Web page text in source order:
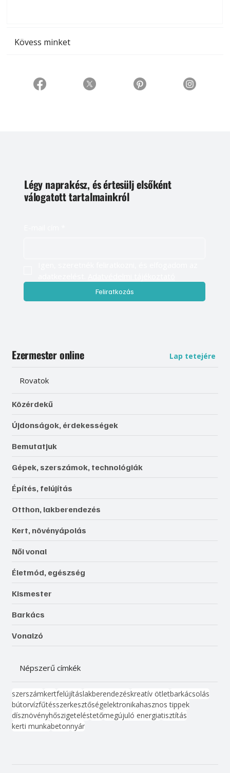
Kövess minket
Légy naprakész, és értesülj elsőként
válogatott tartalmainkról
Feliratkozás
Ezermester online Lap tetejére
Rovatok
Közérdekű
Újdonságok, érdekességek
Bemutatjuk
Gépek, szerszámok, technológiák
Építés, felújítás
Otthon, lakberendezés
Kert, növényápolás
Női vonal
Életmód, egészség
Kismester
Barkács
Vonalzó
Népszerű címkék
szerszámkertfelújításlakberendezéskreatív ötletbarkácsolás
bútorvízfűtésszerkesztőségelektronikahasznos tippek
dísznövényhőszigeteléstetőmegújuló energiatisztítás
kerti munkabetonnyár